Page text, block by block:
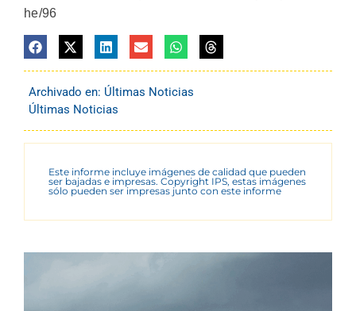
he/96
Archivado en: Últimas Noticias
Últimas Noticias
Este informe incluye imágenes de calidad que pueden
ser bajadas e impresas. Copyright IPS, estas imágenes
sólo pueden ser impresas junto con este informe